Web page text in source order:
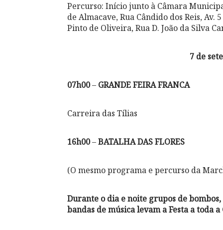
Percurso: Início junto à Câmara
de Almacave, Rua Cândido dos Reis, Av.
Pinto de Oliveira, Rua D. João da Silva
7 de
07h00– GRANDE FEIRA FRANCA
Carreira das Tílias
16h00–BATALHA DAS FLORES
(O mesmo programa e percurso da
Durante o dia e noite grupos de
bandas de música levam a Festa a toda a